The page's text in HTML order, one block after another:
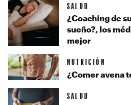
SALUD
¿Coaching de
sueño?, los
mejor
NUTRICIÓN
¿Comer avena
SALUD